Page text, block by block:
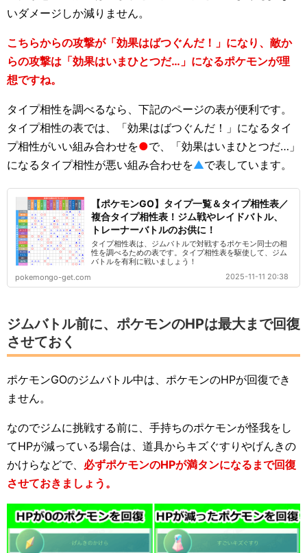
いダメージしか減りません。
こちらからの攻撃が「効果はばつぐんだ！」になり、敵か
らの攻撃は「効果はいまひとつだ…」になるポケモンが理
想ですね。
タイプ相性を調べるなら、下記のページの表が便利です。
タイプ相性の表では、「効果はばつぐんだ！」になるタイ
プ相性がいい組み合わせを●で、「効果はいまひとつだ…」
になるタイプ相性が悪い組み合わせを▲で表しています。
【ポケモンGO】タイプ一覧＆タイプ相性表／
複合タイプ相性表！ジム戦やレイドバトル、
トレーナーバトルのお供に！
タイプ相性表は、ジムバトルで対戦するポケモン同士の相
性を調べるための表です。タイプ相性表を駆使して、ジム
バトルを有利に戦いましょう！
pokemongo-get.com
2025-11-11 20:38
ジムバトル前に、ポケモンのHPは最大まで回復
させておく
ポケモンGOのジムバトル中は、ポケモンのHPが回復でき
ません。
なのでジムに挑戦する前に、手持ちのポケモンが怪我をし
てHPが減っている場合は、道具からキズぐすりやげんきの
かけらなどで、 必ずポケモンのHPが満タンになるまで回復
させておきましょう。